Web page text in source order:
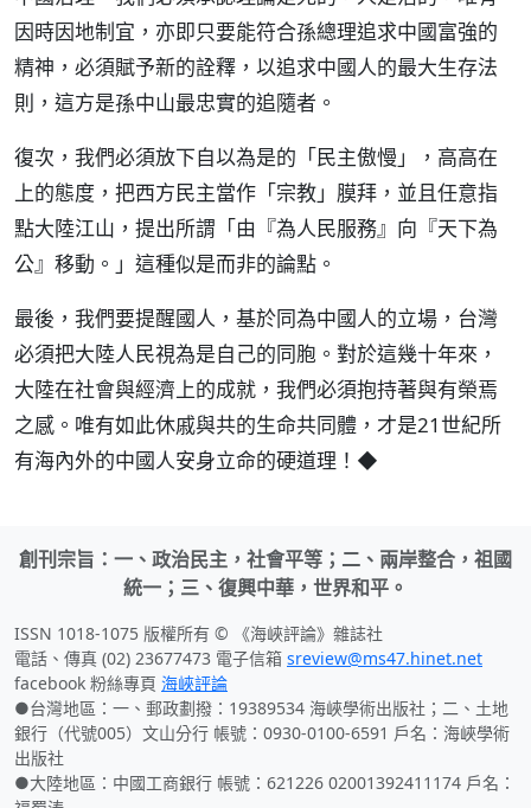
因時因地制宜，亦即只要能符合孫總理追求中國富強的
精神，必須賦予新的詮釋，以追求中國人的最大生存法
則，這方是孫中山最忠實的追隨者。
復次，我們必須放下自以為是的「民主傲慢」，高高在
上的態度，把西方民主當作「宗教」膜拜，並且任意指
點大陸江山，提出所謂「由『為人民服務』向『天下為
公』移動。」這種似是而非的論點。
最後，我們要提醒國人，基於同為中國人的立場，台灣
必須把大陸人民視為是自己的同胞。對於這幾十年來，
大陸在社會與經濟上的成就，我們必須抱持著與有榮焉
之感。唯有如此休戚與共的生命共同體，才是21世紀所
有海內外的中國人安身立命的硬道理！◆
創刊宗旨：一、政治民主，社會平等；二、兩岸整合，祖國
統一；三、復興中華，世界和平。
ISSN 1018-1075 版權所有 © 《海峽評論》雜誌社
電話、傳真 (02) 23677473 電子信箱 sreview@ms47.hinet.net
facebook 粉絲專頁 海峽評論
●台灣地區：一、郵政劃撥：19389534 海峽學術出版社；二、土地
銀行（代號005）文山分行 帳號：0930-0100-6591 戶名：海峽學術
出版社
●大陸地區：中國工商銀行 帳號：621226 02001392411174 戶名：